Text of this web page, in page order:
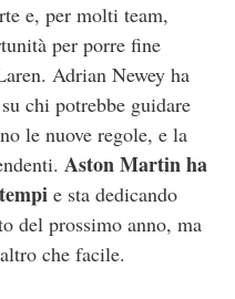
e, per molti team,
per porre fine
Adrian Newey ha
chi potrebbe guidare
le nuove regole, e la
Aston Martin ha
e sta dedicando
del prossimo anno, ma
che facile.